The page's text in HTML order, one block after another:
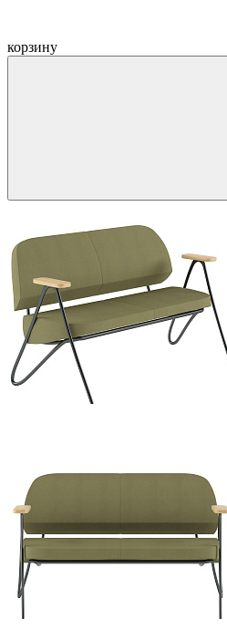
корзину